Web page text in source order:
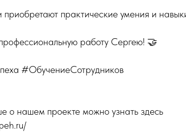
практические умения и
работу Сергею! 🤝
#ОбучениеСотрудников
о нашем проекте можно узнать здесь